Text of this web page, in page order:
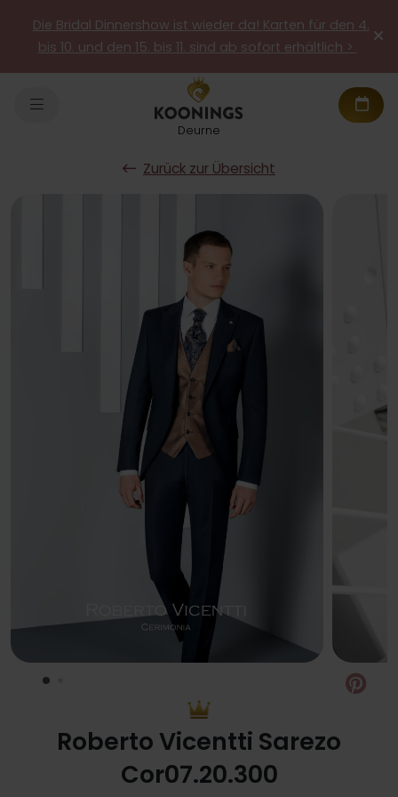
Die Bridal Dinnershow ist wieder da! Karten für den 4.
bis 10. und den 15. bis 11. sind ab sofort erhältlich >
Deurne
Zurück zur Übersicht
Roberto Vicentti Sarezo
Cor07.20.300